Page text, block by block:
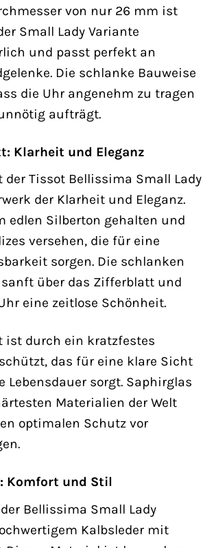
von nur 26 mm ist
Small Lady Variante
und passt perfekt an
Die schlanke Bauweise
die Uhr angenehm zu tragen
aufträgt.
Klarheit und Eleganz
der Tissot Bellissima Small Lady
der Klarheit und Eleganz.
edlen Silberton gehalten und
versehen, die für eine
sorgen. Die schlanken
über das Zifferblatt und
eine zeitlose Schönheit.
ist durch ein kratzfestes
das für eine klare Sicht
Lebensdauer sorgt. Saphirglas
Materialien der Welt
optimalen Schutz vor
Komfort und Stil
der Bellissima Small Lady
Kalbsleder mit